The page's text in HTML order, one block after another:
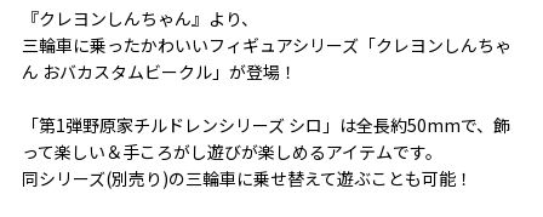
『クレヨンしんちゃん』より、
三輪車に乗ったかわいいフィギュアシリーズ「クレヨンしんちゃ
ん おバカスタムビークル」が登場！
「第1弾野原家チルドレンシリーズ シロ」は全長約50mmで、飾
って楽しい＆手ころがし遊びが楽しめるアイテムです。
同シリーズ(別売り)の三輪車に乗せ替えて遊ぶことも可能！